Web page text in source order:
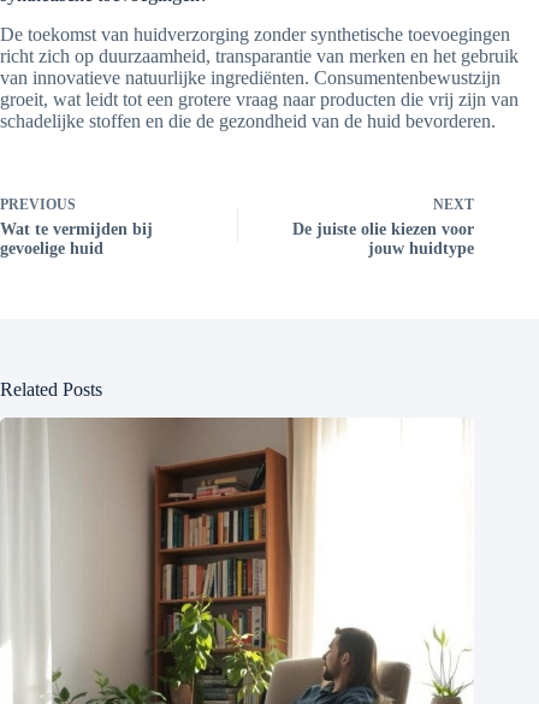
De toekomst van huidverzorging zonder synthetische toevoegingen
richt zich op duurzaamheid, transparantie van merken en het gebruik
van innovatieve natuurlijke ingrediënten. Consumentenbewustzijn
groeit, wat leidt tot een grotere vraag naar producten die vrij zijn van
schadelijke stoffen en die de gezondheid van de huid bevorderen.
PREVIOUS
Wat te vermijden bij
gevoelige huid
NEXT
De juiste olie kiezen voor
jouw huidtype
Related Posts